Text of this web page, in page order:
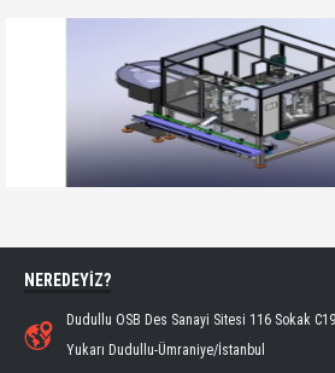
NEREDEYİZ?
Dudullu OSB Des Sanayi Sitesi 116 Sokak
Yukarı Dudullu-Ümraniye/İstanbul